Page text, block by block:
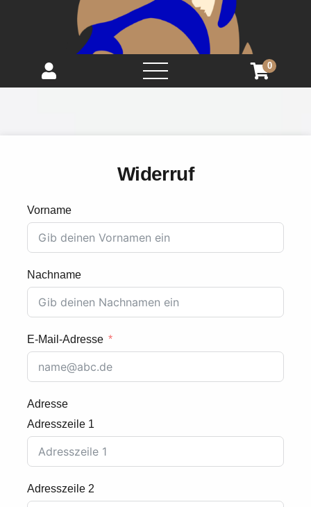
open
menu
0
Widerruf
Vorname
Nachname
E-Mail-Adresse
Adresse
Adresszeile 1
Adresszeile 2